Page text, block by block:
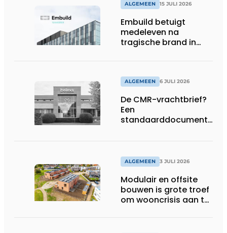
ALGEMEEN 15 JULI 2026
Embuild betuigt
medeleven na
tragische brand in
ALGEMEEN 6 JULI 2026
De CMR-vrachtbrief?
Een
standaarddocument
ALGEMEEN 3 JULI 2026
Modulair en offsite
bouwen is grote troef
om wooncrisis aan te